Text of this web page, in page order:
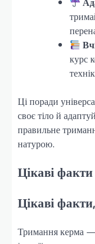
курс
Ці поради
своє тіло й
правильне
натурою.
Цікаві
Цікаві
Тримання керма —